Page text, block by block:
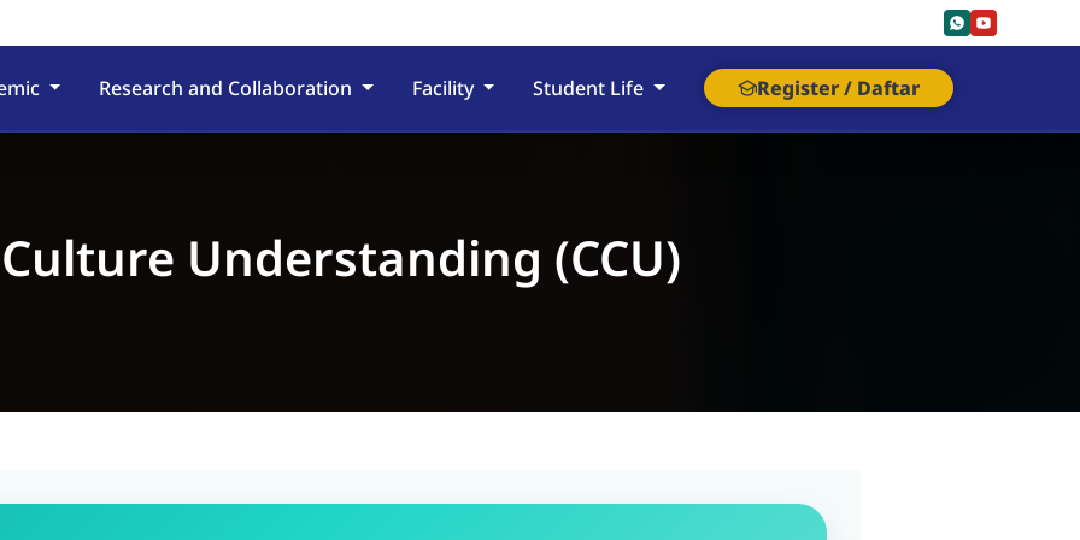
Research and Collaboration Facility Student Life Register / Daftar
Understanding (CCU)